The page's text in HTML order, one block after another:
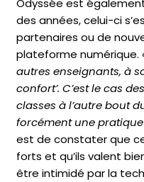
Odyssée est
des années, celui-ci
partenaires ou de
plateforme numérique.
autres enseignants, à
confort’. C’est le cas
classes à l’autre bout
forcément une
est de constater que
forts et qu’ils valent
être intimidé par la